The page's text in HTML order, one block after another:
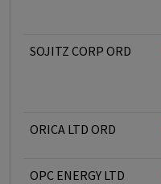
SOJITZ CORP ORD
ORICA LTD ORD
OPC ENERGY LTD